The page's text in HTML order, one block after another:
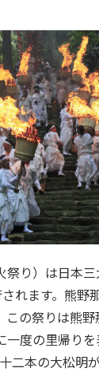
祭り）は日本
れます。熊野
の祭りは熊
一度の里帰り
二本の大松明